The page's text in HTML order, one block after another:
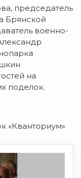
председатель
Брянской
военно-
на
поделок.
«Кванториум»